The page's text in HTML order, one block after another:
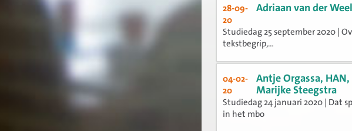
28-09-
20
Adriaan van der
Studiedag 25 september 2020 |
tekstbegrip,...
04-02-
20
Antje Orgassa,
Marijke Steegstra
Studiedag 24 januari 2020 | Dat
in het mbo